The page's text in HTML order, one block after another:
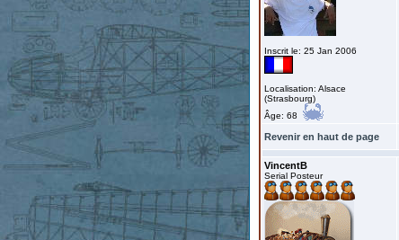
Inscrit le: 25 Jan 2006
Localisation: Alsace
(Strasbourg)
Âge: 68
Revenir en haut de page
VincentB
Serial Posteur